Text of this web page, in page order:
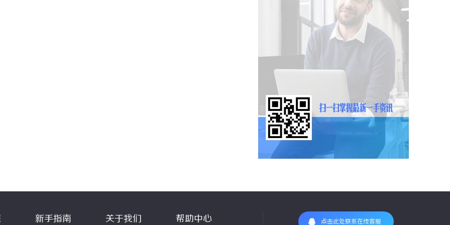
新手指南 关于我们 帮助中心 点击此处联系在线客服